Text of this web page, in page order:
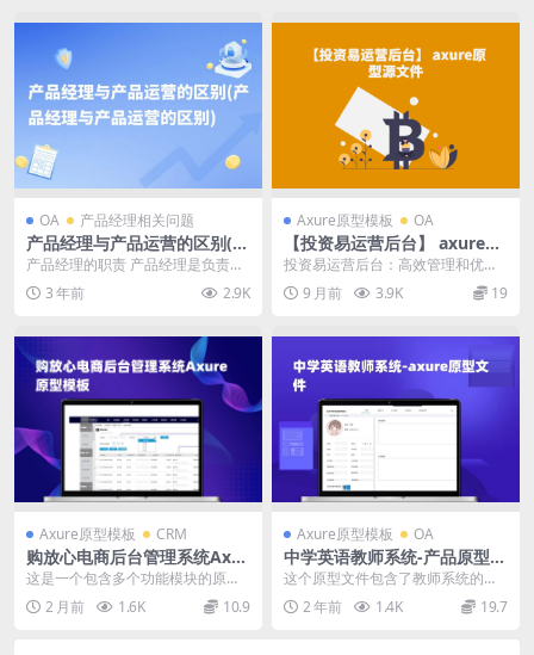
OA 产品经理相关问题
产品经理与产品运营的区别(产
品经理与产品运营的区别)
产品经理的职责 产品经理是负责产
品规划、设计、开发和上线的角
色。他们需要负责市场...
3 年前 2.9K
Axure原型模板 OA
【投资易运营后台】 axure原
型源文件
投资易运营后台：高效管理和优化
投资运营 投资易运营后台的功能 投
资易运营后台是一...
9 月前 3.9K 19
Axure原型模板 CRM
购放心电商后台管理系统Axur
e原型模板下载
这是一个包含多个功能模块的原型
文件，总共包含87个目录。主要包
括后台管理登录、数...
2 月前 1.6K 10.9
Axure原型模板 OA
中学英语教师系统-产品原型模
板_axure rp源文件下载
这个原型文件包含了教师系统的各
个模块，共有45个目录。其中包括
整体概述、版本历史...
2 年前 1.4K 19.7